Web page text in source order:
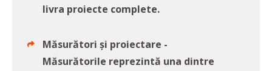
livra proiecte complete.
Măsurători și proiectare -
Măsurătorile reprezintă una dintre